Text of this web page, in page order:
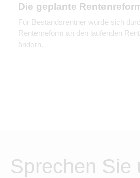
Die geplante
Für Bestandsrentner würde sich
Rentenreform an den laufenden
ändern.
Sprechen Sie